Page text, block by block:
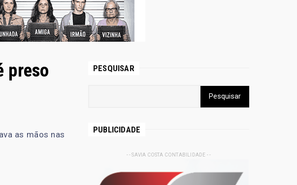
preso
as mãos nas
PESQUISAR
PUBLICIDADE
- - SAVIA COSTA CONTABILIDADE - -